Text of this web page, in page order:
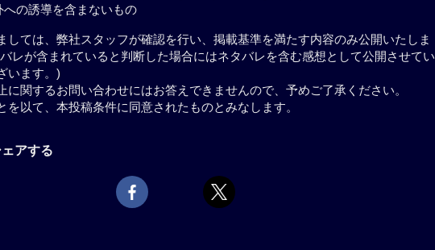
への誘導を含まないもの
しては、弊社スタッフが確認を行い、掲載基準を満たす内容のみ公開いたしま
レが含まれていると判断した場合にはネタバレを含む感想として公開させてい
います。)
に関するお問い合わせにはお答えできませんので、予めご了承ください。
を以て、本投稿条件に同意されたものとみなします。
アする